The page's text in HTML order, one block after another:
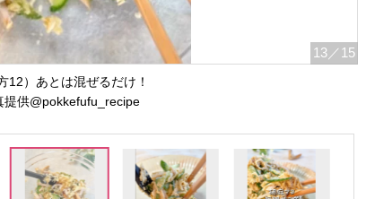
13 ／15
12）あとは混ぜるだけ！
提供@pokkefufu_recipe